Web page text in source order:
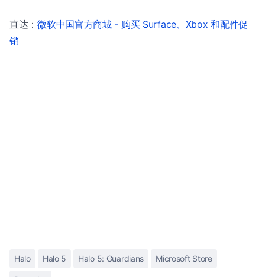
直达：微软中国官方商城 - 购买 Surface、Xbox 和配件促
销
Halo Halo 5 Halo 5: Guardians Microsoft Store